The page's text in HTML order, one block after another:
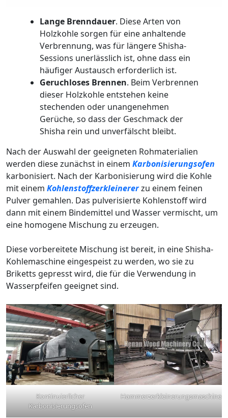
Lange Brenndauer. Diese Arten von
Holzkohle sorgen für eine anhaltende
Verbrennung, was für längere Shisha-
Sessions unerlässlich ist, ohne dass ein
häufiger Austausch erforderlich ist.
Geruchloses Brennen. Beim Verbrennen
dieser Holzkohle entstehen keine
stechenden oder unangenehmen
Gerüche, so dass der Geschmack der
Shisha rein und unverfälscht bleibt.
Nach der Auswahl der geeigneten Rohmaterialien
werden diese zunächst in einem Karbonisierungsofen
karbonisiert. Nach der Karbonisierung wird die Kohle
mit einem Kohlenstoffzerkleinererzu einem feinen
Pulver gemahlen. Das pulverisierte Kohlenstoff wird
dann mit einem Bindemittel und Wasser vermischt, um
eine homogene Mischung zu erzeugen.
Diese vorbereitete Mischung ist bereit, in eine Shisha-
Kohlemaschine eingespeist zu werden, wo sie zu
Briketts gepresst wird, die für die Verwendung in
Wasserpfeifen geeignet sind.
Kontinuierlicher
Karbonisierungsofen
Hammerzerkleinerungsmaschine